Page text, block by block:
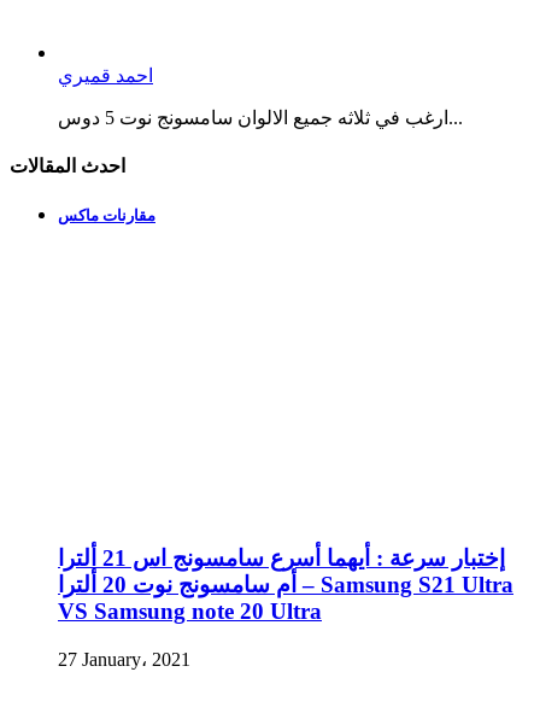
احمد قميري
ارغب في ثلاثه جميع الالوان سامسونج نوت 5 دوس...
احدث المقالات
مقارنات ماكس
إختبار سرعة : أيهما أسرع سامسونج اس 21 ألترا
أم سامسونج نوت 20 ألترا – Samsung S21 Ultra
VS Samsung note 20 Ultra
27 January، 2021